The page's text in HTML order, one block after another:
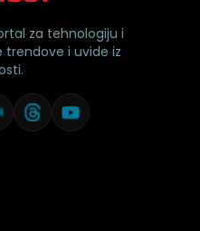
za tehnologiju i
trendove i uvide iz